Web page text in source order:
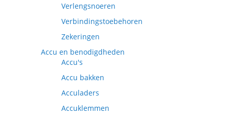
Verlengsnoeren
Verbindingstoebehoren
Zekeringen
Accu en benodigdheden
Accu's
Accu bakken
Acculaders
Accuklemmen